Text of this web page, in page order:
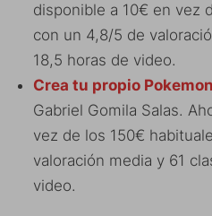
disponible a 10€ en vez
con un 4,8/5 de
18,5 horas de video.
Crea tu propio
Gabriel Gomila Salas.
vez de los 150€
valoración media y 61
video.